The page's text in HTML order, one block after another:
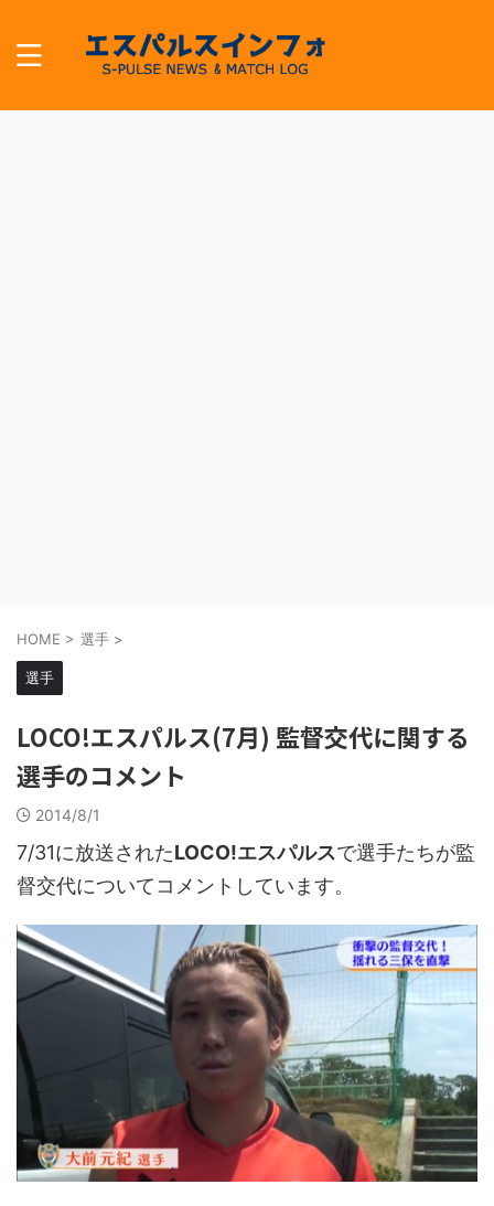
HOME > 選手 >
選手
LOCO!エスパルス(7月) 監督交代に関する
選手のコメント
2014/8/1
7/31に放送されたLOCO!エスパルスで選手たちが監
督交代についてコメントしています。